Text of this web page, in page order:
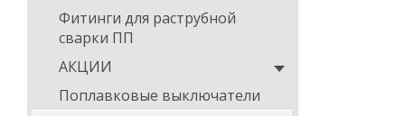
Фитинги для раструбной
сварки ПП
АКЦИИ
Поплавковые выключатели